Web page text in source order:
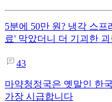
5분에 50만 원? 냉각 스
료' 막았더니 더 기괴한
43
마약청정국은 옛말인 한
가장 시급합니다